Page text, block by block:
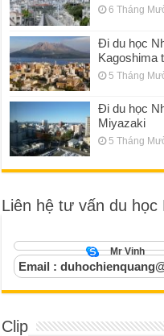
6 Tháng
Đi du học
Kagoshima
5 Tháng
Đi du học
Miyazaki
5 Tháng
Liên hệ tư vấn du học
Mr Vinh
Email :
Clip